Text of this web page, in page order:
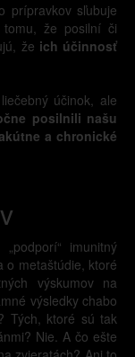
prípravkov sľubuje
že posilní či
že ich účinnosť
účinok, ale
posilnili našu
a chronické
imunitný
o metaštúdie, ktoré
výskumov na
výsledky chabo
Tých, ktoré sú tak
Nie. A čo ešte